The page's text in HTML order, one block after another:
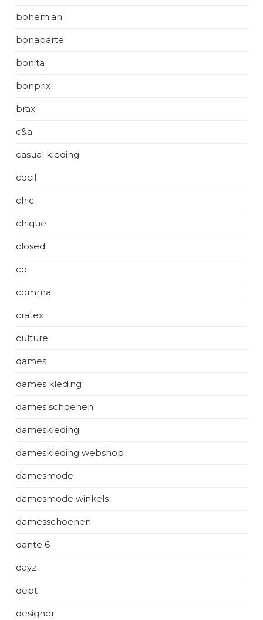
bohemian
bonaparte
bonita
bonprix
brax
c&a
casual kleding
cecil
chic
chique
closed
co
comma
cratex
culture
dames
dames kleding
dames schoenen
dameskleding
dameskleding webshop
damesmode
damesmode winkels
damesschoenen
dante 6
dayz
dept
designer